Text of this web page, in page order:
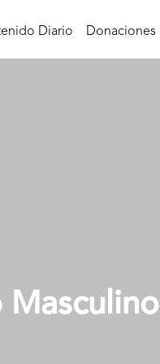
Diario Donaciones
Masculino